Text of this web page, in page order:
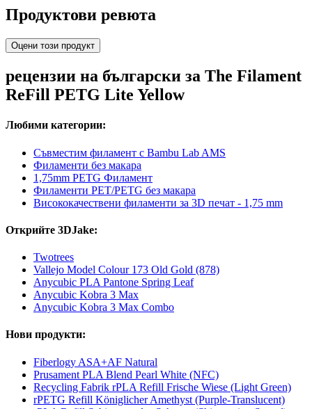
Продуктови ревюта
Оцени този продукт
рецензии на български за The Filament
ReFill PETG Lite Yellow
Любими категории:
Съвместим филамент с Bambu Lab AMS
Филаменти без макара
1,75mm PETG Филамент
Филаменти PET/PETG без макара
Висококачествени филаменти за 3D печат - 1,75 mm
Открийте 3DJake:
Twotrees
Vallejo Model Colour 173 Old Gold (878)
Anycubic PLA Pantone Spring Leaf
Anycubic Kobra 3 Max
Anycubic Kobra 3 Max Combo
Нови продукти:
Fiberlogy ASA+AF Natural
Prusament PLA Blend Pearl White (NFC)
Recycling Fabrik rPLA Refill Frische Wiese (Light Green)
rPETG Refill Königlicher Amethyst (Purple-Translucent)